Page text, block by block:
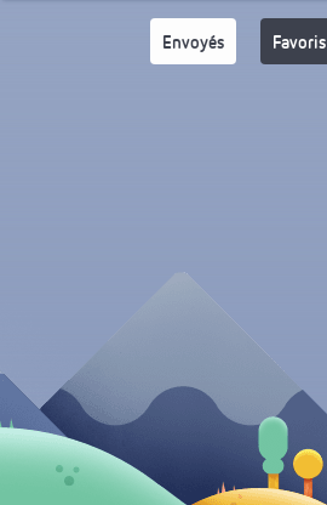
Envoyés Favoris